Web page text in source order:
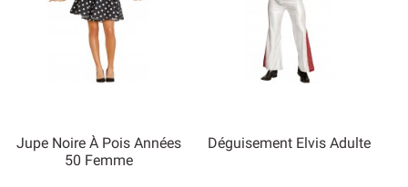
Jupe Noire À Pois Années
50 Femme
Déguisement Elvis Adulte